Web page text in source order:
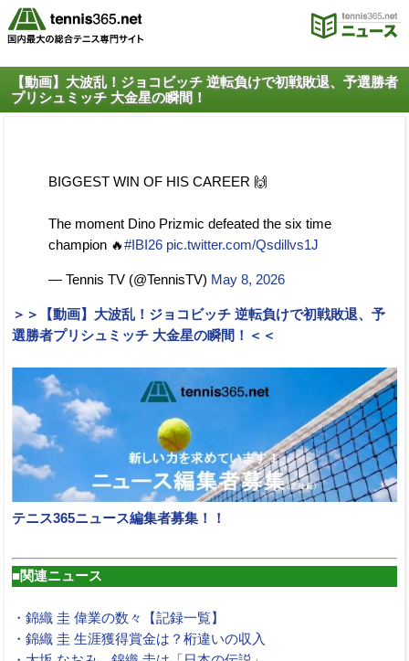
【動画】大波乱！ジョコビッチ 逆転負けで初戦敗退、予選勝者
プリシュミッチ 大金星の瞬間！
BIGGEST WIN OF HIS CAREER 🙌
The moment Dino Prizmic defeated the six time
champion 🔥#IBI26 pic.twitter.com/Qsdillvs1J
— Tennis TV (@TennisTV) May 8, 2026
＞＞【動画】大波乱！ジョコビッチ 逆転負けで初戦敗退、予
選勝者プリシュミッチ 大金星の瞬間！＜＜
テニス365ニュース編集者募集！！
■関連ニュース
・錦織 圭 偉業の数々【記録一覧】
・錦織 圭 生涯獲得賞金は？桁違いの収入